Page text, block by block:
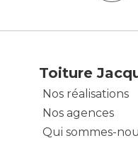
Toiture
Nos réalisations
Nos agences
Qui sommes-